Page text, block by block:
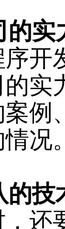
的实
开
实
例
情况
的技
还